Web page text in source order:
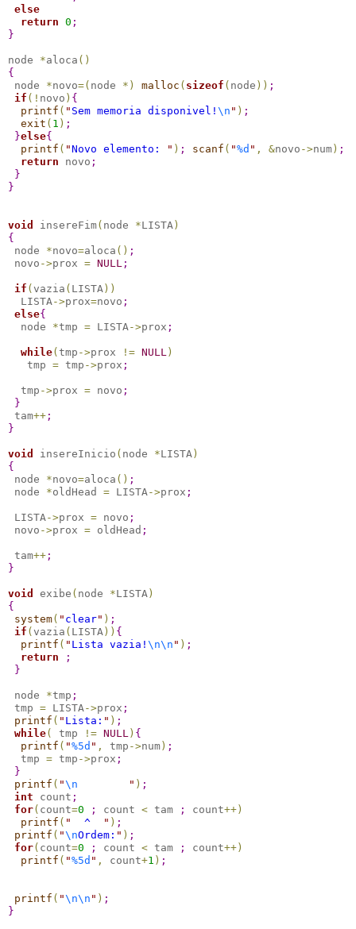
else
return 0 ;
}
node *aloca ( )
{
node *novo=( node * ) malloc ( sizeof ( node ) ) ;
if ( ! novo ) {
printf ( " Sem memoria disponivel! \n " ) ;
exit ( 1 ) ;
}else{
printf ( "Novo elemento: " ) ; scanf ( "%d " , &novo ->num) ;
return novo ;
}
}
void insereFim( node *LISTA )
{
node *novo=aloca ( ) ;
novo ->prox = NULL ;
if (vazia ( LISTA ) )
  LISTA
->prox=novo ;
else{
  node
*tmp = LISTA ->prox ;
while(tmp ->prox ! = NULL )
   tmp
= tmp ->prox ;
  tmp
->prox = novo ;
}
tam++ ;
}
void insereInicio ( node *LISTA )
{
node *novo=aloca ( ) ;
node *oldHead = LISTA ->prox ;
LISTA ->prox = novo ;
novo ->prox = oldHead ;
tam++ ;
}
void exibe ( node *LISTA )
{
system( " clear" ) ;
if (vazia ( LISTA ) ) {
printf ( " Lista vazia! \n\n " ) ;
return
;
}
node *tmp ;
tmp = LISTA ->prox ;
printf ( " Lista: " ) ;
while( tmp ! = NULL ) {
printf ( "%5d " , tmp ->num) ;
  tmp
= tmp ->prox ;
}
printf ( "\n " ) ;
int count ;
for( count=0 ; count < tam ; count++)
printf ( "
  ^
" ) ;
printf ( "\nOrdem: " ) ;
for( count=0 ; count < tam ; count++)
printf ( "%5d " , count+1 ) ;
printf ( "\n\n " ) ;
}